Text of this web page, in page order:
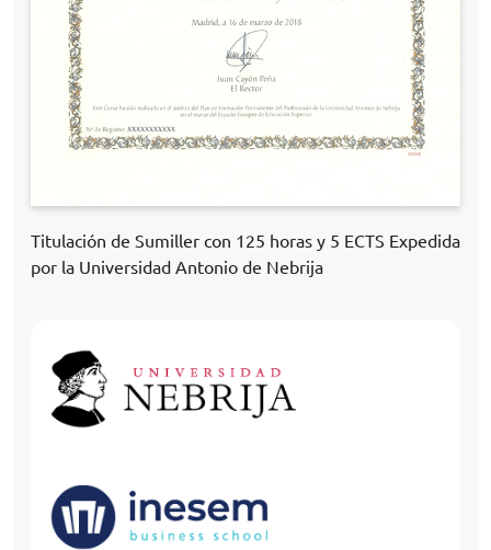
Titulación de Sumiller con 125 horas y 5 ECTS Expedida
por la Universidad Antonio de Nebrija